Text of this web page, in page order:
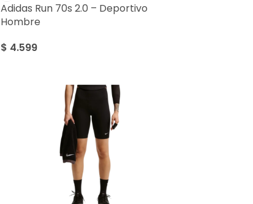
Adidas Run 70s 2.0 – Deportivo
Hombre
$ 4.599